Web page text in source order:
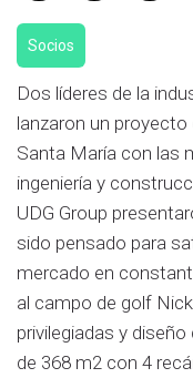
Socios
Dos líderes de la
lanzaron un proyecto
Santa María con las
ingeniería y
UDG Group
sido pensado para
mercado en
al campo de golf
privilegiadas y
de 368 m2 con 4